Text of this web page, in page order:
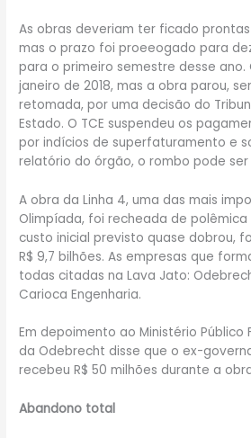
As obras deveriam ter ficado prontas
mas o prazo foi proeeogado para
para o primeiro semestre desse ano.
janeiro de 2018, mas a obra parou,
retomada, por uma decisão do
Estado. O TCE suspendeu os
por indícios de superfaturamento e
relatório do órgão, o rombo pode ser
A obra da Linha 4, uma das mais
Olimpíada, foi recheada de
custo inicial previsto quase dobrou,
R$ 9,7 bilhões. As empresas que
todas citadas na Lava Jato:
Carioca Engenharia.
Em depoimento ao Ministério Público
da Odebrecht disse que o ex-
recebeu R$ 50 milhões durante a
Abandono total